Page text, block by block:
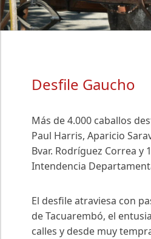
Desfile Gaucho
Más de 4.000 caballos
Paul Harris, Aparicio
Bvar. Rodríguez Correa y
Intendencia
El desfile atraviesa con
de Tacuarembó, el
calles y desde muy